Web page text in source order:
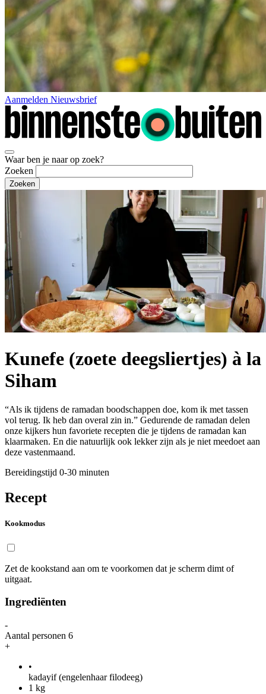
Aanmelden Nieuwsbrief
Waar ben je naar op zoek?
Zoeken
Kunefe (zoete deegsliertjes) à la
Siham
“Als ik tijdens de ramadan boodschappen doe, kom ik met tassen
vol terug. Ik heb dan overal zin in.” Gedurende de ramadan delen
onze kijkers hun favoriete recepten die je tijdens de ramadan kan
klaarmaken. En die natuurlijk ook lekker zijn als je niet meedoet aan
deze vastenmaand.
Bereidingstijd 0-30 minuten
Recept
Kookmodus
Zet de kookstand aan om te voorkomen dat je scherm dimt of
uitgaat.
Ingrediënten
-
Aantal personen 6
+
•
kadayif (engelenhaar filodeeg)
1 kg